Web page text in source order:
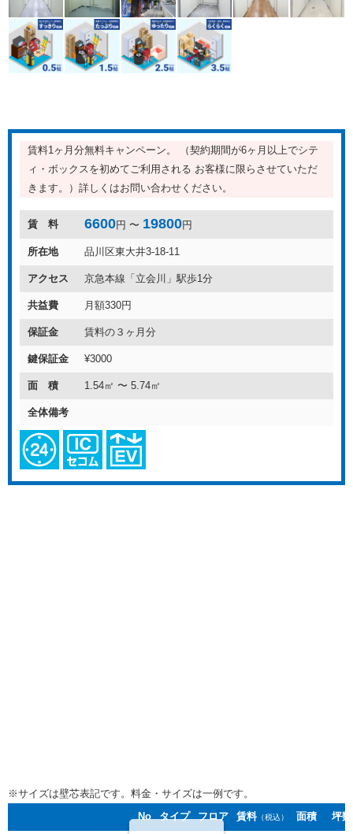
賃料1ヶ月分無料キャンペーン。 （契約期間が6ヶ月以上でシテ
ィ・ボックスを初めてご利用される お客様に限らさせていただ
きます。）詳しくはお問い合わせください。
賃 料 6600円 〜 19800円
所在地 品川区東大井3-18-11
アクセス 京急本線「立会川」駅歩1分
共益費 月額330円
保証金 賃料の３ヶ月分
鍵保証金 ¥3000
面 積 1.54㎡ 〜 5.74㎡
全体備考
※サイズは壁芯表記です。料金・サイズは一例です。
No
タイプ フロア 賃料（税込） 面積 坪数